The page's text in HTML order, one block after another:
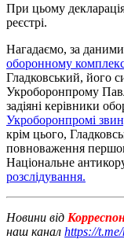
При цьому
реєстрі.
Нагадаємо, за
оборонному
Гладковський, його
Укроборонпрому
задіяні керівники
Укроборонпромі
крім цього,
повноваження
Національне
розслідування.
Новини від
наш канал https://